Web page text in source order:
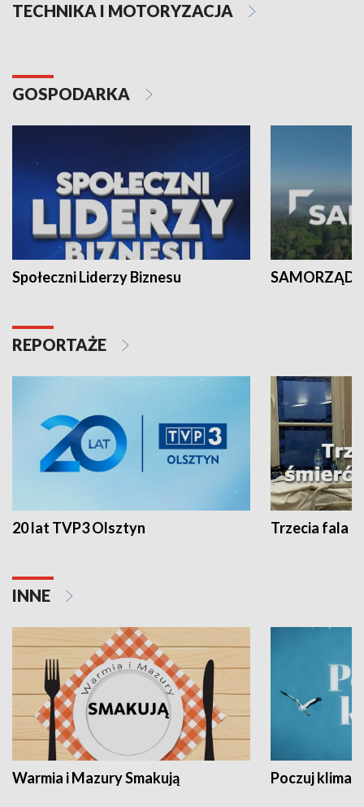
TECHNIKA I MOTORYZACJA
GOSPODARKA
Społeczni Liderzy Biznesu SAMORZĄD
REPORTAŻE
20 lat TVP3 Olsztyn Trzecia fala -
INNE
Warmia i Mazury Smakują Poczuj klimat